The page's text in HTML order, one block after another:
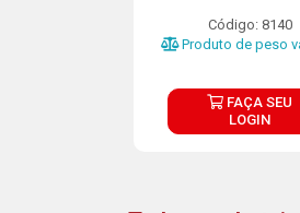
Código: 8140
Produto de peso
FAÇA SEU
LOGIN